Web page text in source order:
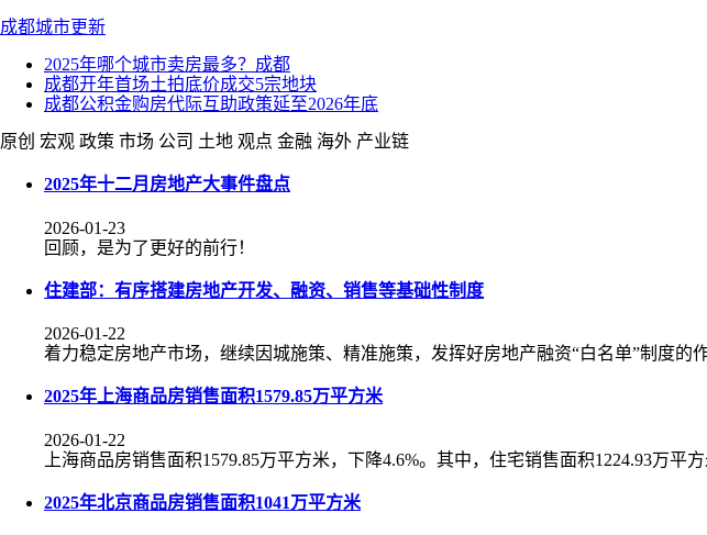
成都城市更新
2025年哪个城市卖房最多？成都
成都开年首场土拍底价成交5宗地块
成都公积金购房代际互助政策延至2026年底
原创 宏观 政策 市场 公司 土地 观点 金融 海外 产业链
2025年十二月房地产大事件盘点
2026-01-23
回顾，是为了更好的前行！
住建部：有序搭建房地产开发、融资、销售等基础性制度
2026-01-22
着力稳定房地产市场，继续因城施策、精准施策，发挥好房地产融资“白名单”制度的
2025年上海商品房销售面积1579.85万平方米
2026-01-22
上海商品房销售面积1579.85万平方米，下降4.6%。其中，住宅销售面积1224.93万平方
2025年北京商品房销售面积1041万平方米